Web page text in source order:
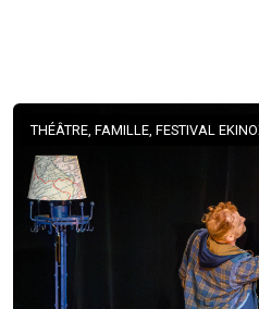
THÉÂTRE, FAMILLE, FESTIVAL